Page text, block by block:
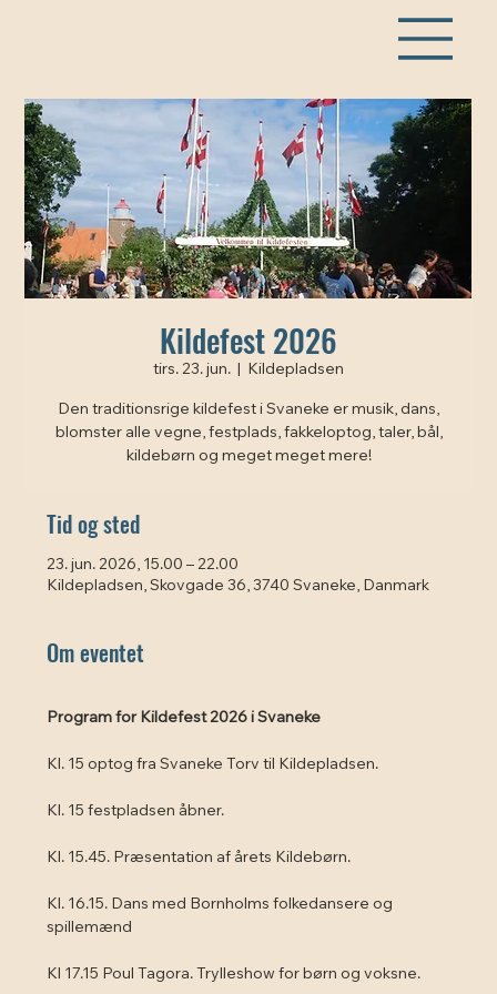
Kildefest 2026
tirs. 23. jun. Kildepladsen
Den traditionsrige kildefest i Svaneke er musik, dans,
blomster alle vegne, festplads, fakkeloptog, taler, bål,
kildebørn og meget meget mere!
Tid og sted
23. jun. 2026, 15.00 – 22.00
Kildepladsen, Skovgade 36, 3740 Svaneke, Danmark
Om eventet
Program for Kildefest 2026 i Svaneke
Kl. 15 optog fra Svaneke Torv til Kildepladsen.
Kl. 15 festpladsen åbner.
Kl. 15.45. Præsentation af årets Kildebørn.
Kl. 16.15. Dans med Bornholms folkedansere og
spillemænd
Kl 17.15 Poul Tagora. Trylleshow for børn og voksne.